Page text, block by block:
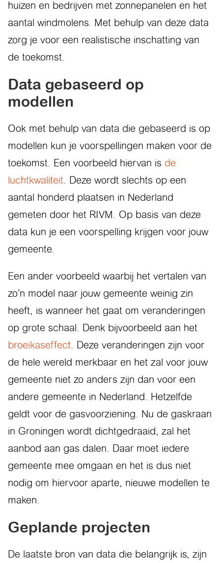
huizen en bedrijven met zonnepanelen en het
aantal windmolens. Met behulp van deze data
zorg je voor een realistische inschatting van
de toekomst.
Data gebaseerd op
modellen
Ook met behulp van data die gebaseerd is op
modellen kun je voorspellingen maken voor de
toekomst. Een voorbeeld hiervan is de
luchtkwaliteit . Deze wordt slechts op een
aantal honderd plaatsen in Nederland
gemeten door het RIVM. Op basis van deze
data kun je een voorspelling krijgen voor jouw
gemeente.
Een ander voorbeeld waarbij het vertalen van
zo’n model naar jouw gemeente weinig zin
heeft, is wanneer het gaat om veranderingen
op grote schaal. Denk bijvoorbeeld aan het
broeikaseffect . Deze veranderingen zijn voor
de hele wereld merkbaar en het zal voor jouw
gemeente niet zo anders zijn dan voor een
andere gemeente in Nederland. Hetzelfde
geldt voor de gasvoorziening. Nu de gaskraan
in Groningen wordt dichtgedraaid, zal het
aanbod aan gas dalen. Daar moet iedere
gemeente mee omgaan en het is dus niet
nodig om hiervoor aparte, nieuwe modellen te
maken.
Geplande projecten
De laatste bron van data die belangrijk is, zijn